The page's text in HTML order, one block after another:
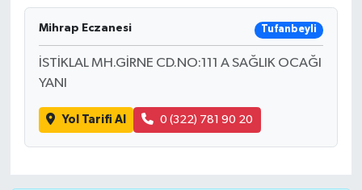
Mihrap Eczanesi Tufanbeyli
İSTİKLAL MH.GİRNE CD.NO:111 A SAĞLIK OCAĞI
YANI
Yol Tarifi Al 0 (322) 781 90 20